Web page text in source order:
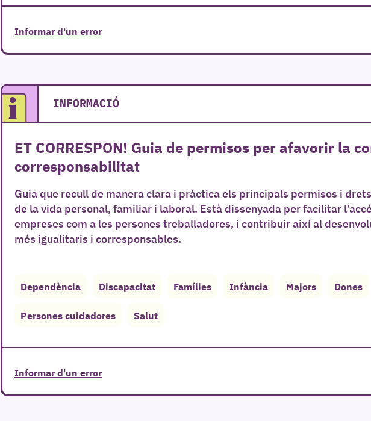
Informar d'un error
INFORMACIÓ
ET CORRESPON! Guia de permisos per afavorir la
corresponsabilitat
Guia que recull de manera clara i pràctica els principals permisos i
de la vida personal, familiar i laboral. Està dissenyada per facilitar
empreses com a les persones treballadores, i contribuir així al
més igualitaris i corresponsables.
Dependència Discapacitat Famílies Infància Majors Dones
Persones cuidadores Salut
Informar d'un error